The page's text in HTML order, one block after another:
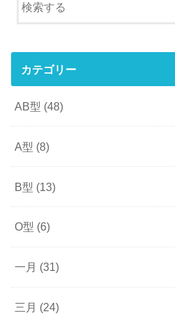
カテゴリー
AB型 (48)
A型 (8)
B型 (13)
O型 (6)
一月 (31)
三月 (24)